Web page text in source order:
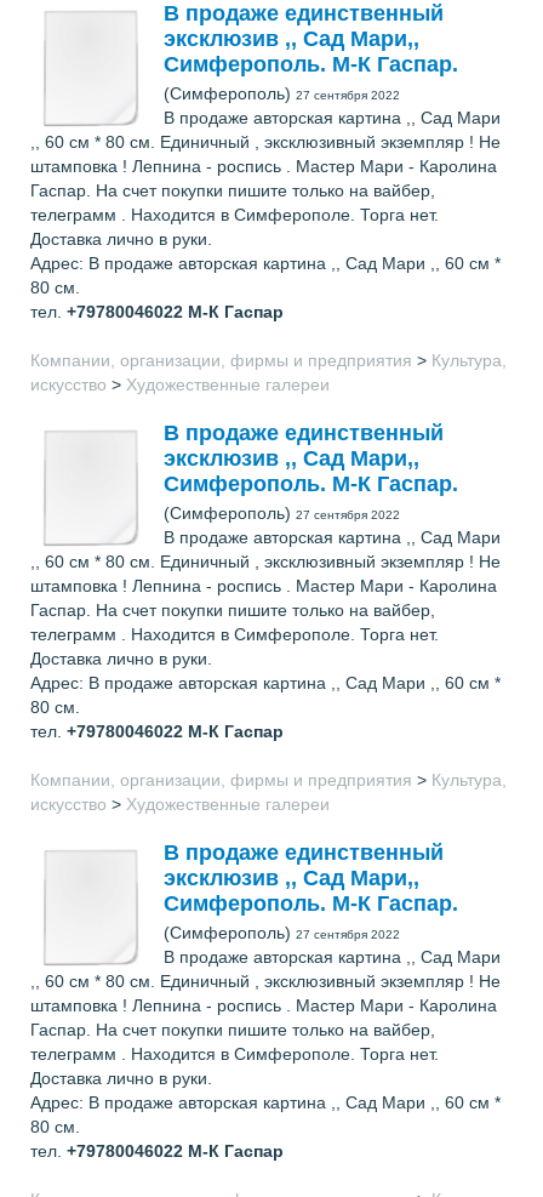
В продаже единственный
эксклюзив ,, Сад Мари,,
Симферополь. М-К Гаспар.
(Симферополь) 27 сентября 2022
В продаже авторская картина ,, Сад Мари
,, 60 см * 80 см. Единичный , эксклюзивный экземпляр ! Не
штамповка ! Лепнина - роспись . Мастер Мари - Каролина
Гаспар. На счет покупки пишите только на вайбер,
телеграмм . Находится в Симферополе. Торга нет.
Доставка лично в руки.
Адрес: В продаже авторская картина ,, Сад Мари ,, 60 см *
80 см.
тел. +79780046022 М-К Гаспар
Компании, организации, фирмы и предприятия > Культура,
искусство > Художественные галереи
В продаже единственный
эксклюзив ,, Сад Мари,,
Симферополь. М-К Гаспар.
(Симферополь) 27 сентября 2022
В продаже авторская картина ,, Сад Мари
,, 60 см * 80 см. Единичный , эксклюзивный экземпляр ! Не
штамповка ! Лепнина - роспись . Мастер Мари - Каролина
Гаспар. На счет покупки пишите только на вайбер,
телеграмм . Находится в Симферополе. Торга нет.
Доставка лично в руки.
Адрес: В продаже авторская картина ,, Сад Мари ,, 60 см *
80 см.
тел. +79780046022 М-К Гаспар
Компании, организации, фирмы и предприятия > Культура,
искусство > Художественные галереи
В продаже единственный
эксклюзив ,, Сад Мари,,
Симферополь. М-К Гаспар.
(Симферополь) 27 сентября 2022
В продаже авторская картина ,, Сад Мари
,, 60 см * 80 см. Единичный , эксклюзивный экземпляр ! Не
штамповка ! Лепнина - роспись . Мастер Мари - Каролина
Гаспар. На счет покупки пишите только на вайбер,
телеграмм . Находится в Симферополе. Торга нет.
Доставка лично в руки.
Адрес: В продаже авторская картина ,, Сад Мари ,, 60 см *
80 см.
тел. +79780046022 М-К Гаспар